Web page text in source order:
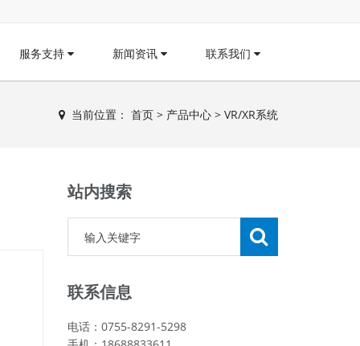
服务支持 新闻资讯 联系我们
当前位置： 首页 > 产品中心 > VR/XR系统
站内搜索
联系信息
电话：0755-8291-5298